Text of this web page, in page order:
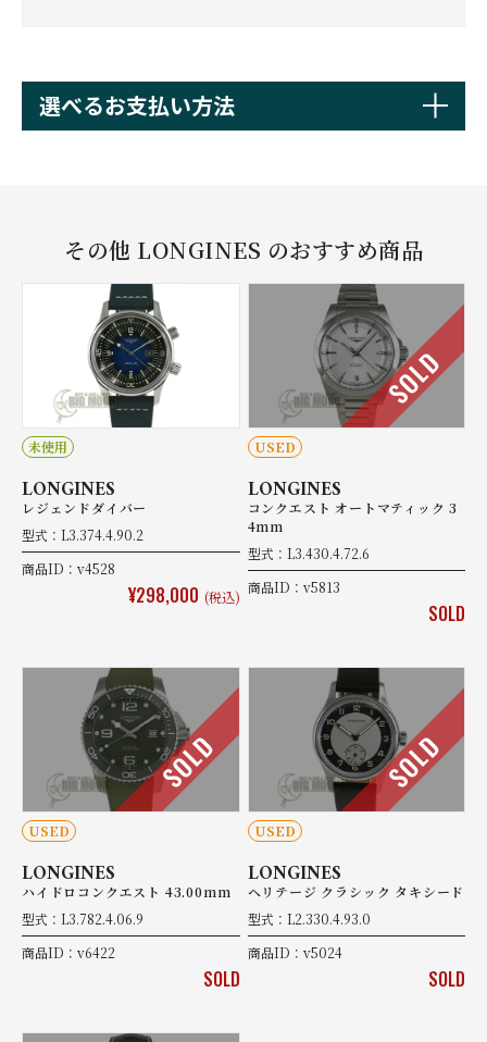
選べるお支払い方法
その他 LONGINES のおすすめ商品
未使用
LONGINES
レジェンドダイバー
型式：L3.374.4.90.2
商品ID：v4528
¥298,000 (税込)
SOLD
USED
LONGINES
コンクエスト オートマティック 3
4mm
型式：L3.430.4.72.6
商品ID：v5813
SOLD
SOLD
USED
LONGINES
ハイドロコンクエスト 43.00mm
型式：L3.782.4.06.9
商品ID：v6422
SOLD
SOLD
USED
LONGINES
ヘリテージ クラシック タキシード
型式：L2.330.4.93.0
商品ID：v5024
SOLD